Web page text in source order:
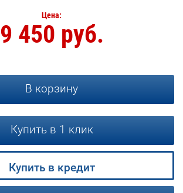
Цена:
9 450 руб.
В корзину
Купить в 1 клик
Купить в кредит